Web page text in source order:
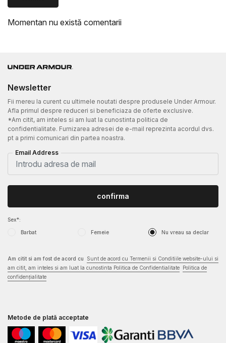
Momentan nu există comentarii
Newsletter
Fii mereu la curent cu ultimele noutati despre produsele Under Armour.
Afla primul despre reduceri si beneficiaza de oferte exclusive.
*Am citit, am inteles si am luat la cunostinta politica de
confidentialitate. Furnizarea adresei de e-mail reprezinta acordul dvs.
pt a primi comunicari din partea noastra.
Email Address
Sex*:
Barbat Femeie Nu vreau sa declar
confirma
Am citit si am fost de acord cu
Sunt de acord cu Termenii si Conditiile website-ului si
am citit, am inteles si am luat la cunostinta Politica de Confidentialitate Politica de
confidențialitate
Metode de plată acceptate